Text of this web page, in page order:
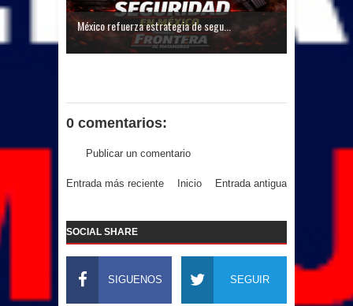
México refuerza estrategia de segu...
0 comentarios:
Publicar un comentario
Entrada más reciente Entrada antigua
Inicio
SOCIAL SHARE
SIGUENOS SEGUIR